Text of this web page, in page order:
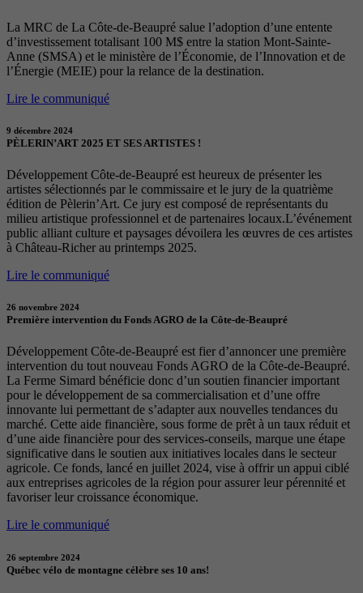
La MRC de La Côte-de-Beaupré salue l’adoption d’une entente
d’investissement totalisant 100 M$ entre la station Mont-Sainte-
Anne (SMSA) et le ministère de l’Économie, de l’Innovation et de
l’Énergie (MEIE) pour la relance de la destination.
Lire le communiqué
9 décembre 2024
PÈLERIN’ART 2025 ET SES ARTISTES !
Développement Côte-de-Beaupré est heureux de présenter les
artistes sélectionnés par le commissaire et le jury de la quatrième
édition de Pèlerin’Art. Ce jury est composé de représentants du
milieu artistique professionnel et de partenaires locaux.L’événement
public alliant culture et paysages dévoilera les œuvres de ces artistes
à Château-Richer au printemps 2025.
Lire le communiqué
26 novembre 2024
Première intervention du Fonds AGRO de la Côte-de-Beaupré
Développement Côte-de-Beaupré est fier d’annoncer une première
intervention du tout nouveau Fonds AGRO de la Côte-de-Beaupré.
La Ferme Simard bénéficie donc d’un soutien financier important
pour le développement de sa commercialisation et d’une offre
innovante lui permettant de s’adapter aux nouvelles tendances du
marché. Cette aide financière, sous forme de prêt à un taux réduit et
d’une aide financière pour des services-conseils, marque une étape
significative dans le soutien aux initiatives locales dans le secteur
agricole. Ce fonds, lancé en juillet 2024, vise à offrir un appui ciblé
aux entreprises agricoles de la région pour assurer leur pérennité et
favoriser leur croissance économique.
Lire le communiqué
26 septembre 2024
Québec vélo de montagne célèbre ses 10 ans!